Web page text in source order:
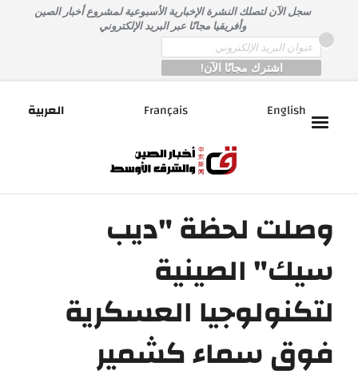
المحتوى
سجل الآن لتصلك النشرة الإخبارية الأسبوعية لمشروع أخبار الصين
وأفريقيا مجانًا عبر البريد الإلكتروني
Email
*
English
Français العربية
وصلت لحظة "ديب
سيك" الصينية
لتكنولوجيا العسكرية
فوق سماء كشمير